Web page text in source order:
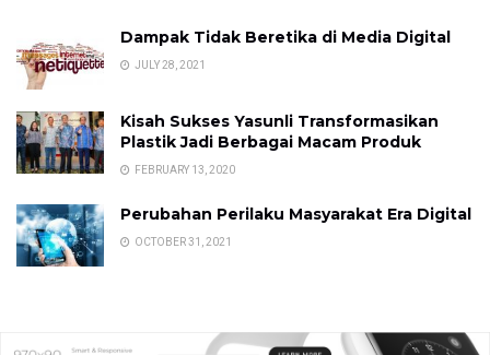
Dampak Tidak Beretika di Media Digital
JULY 28, 2021
Kisah Sukses Yasunli Transformasikan
Plastik Jadi Berbagai Macam Produk
FEBRUARY 13, 2020
Perubahan Perilaku Masyarakat Era Digital
OCTOBER 31, 2021